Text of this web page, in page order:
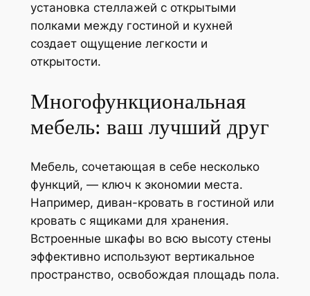
установка стеллажей с открытыми
полками между гостиной и кухней
создает ощущение легкости и
открытости.
Многофункциональная
мебель: ваш лучший друг
Мебель, сочетающая в себе несколько
функций, — ключ к экономии места.
Например, диван-кровать в гостиной или
кровать с ящиками для хранения.
Встроенные шкафы во всю высоту стены
эффективно используют вертикальное
пространство, освобождая площадь пола.